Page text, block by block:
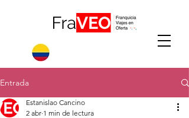
Entrada
Estanislao Cancino
2 abr 1 min de lectura